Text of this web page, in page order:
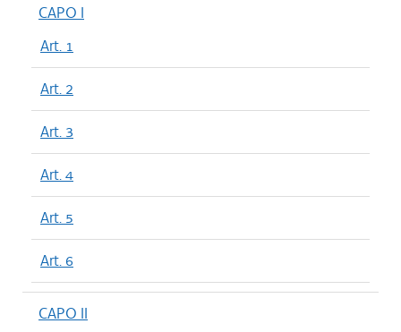
CAPO I
Art. 1
Art. 2
Art. 3
Art. 4
Art. 5
Art. 6
CAPO II